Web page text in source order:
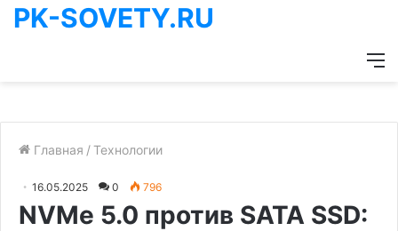
PK-SOVETY.RU
Главная /Технологии
16.05.2025 0 796
NVMe 5.0 против SATA SSD: